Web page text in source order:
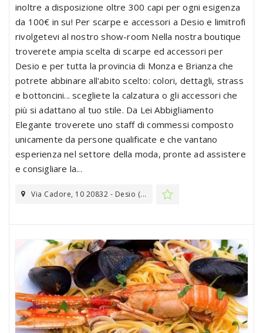
inoltre a disposizione oltre 300 capi per ogni esigenza
da 100€ in su! Per scarpe e accessori a Desio e limitrofi
rivolgetevi al nostro show-room Nella nostra boutique
troverete ampia scelta di scarpe ed accessori per
Desio e per tutta la provincia di Monza e Brianza che
potrete abbinare all'abito scelto: colori, dettagli, strass
e bottoncini... scegliete la calzatura o gli accessori che
più si adattano al tuo stile. Da Lei Abbigliamento
Elegante troverete uno staff di commessi composto
unicamente da persone qualificate e che vantano
esperienza nel settore della moda, pronte ad assistere
e consigliare la...
Via Cadore, 10 20832 - Desio (...